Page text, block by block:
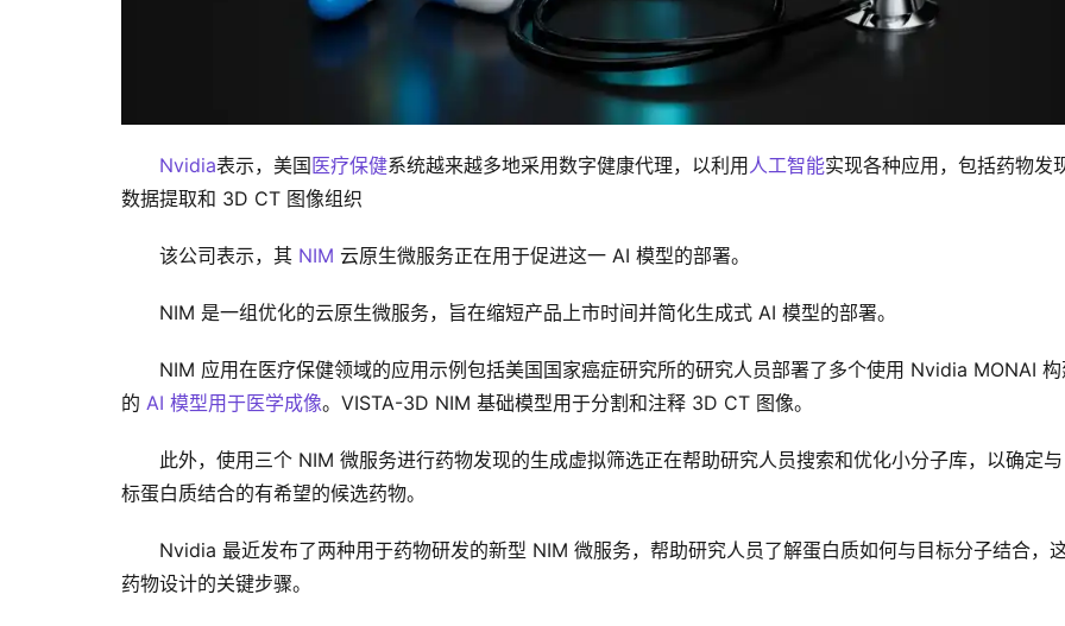
Nvidia表示，美国医疗保健系统越来越多地采用数字健康代理，以利用人工智能实现各种应用，包括药物发
数据提取和 3D CT 图像组织
该公司表示，其 NIM 云原生微服务正在用于促进​​这一 AI 模型的部署。
NIM 是一组优化的云原生微服务，旨在缩短产品上市时间并简化生成式 AI 模型的部署。
NIM 应用在医疗保健领域的应用示例包括美国国家癌症研究所的研究人员部署了多个使用 Nvidia MONAI
的 AI 模型用于医学成像。VISTA-3D NIM 基础模型用于分割和注释 3D CT 图像。
此外，使用三个 NIM 微服务进行药物发现的生成虚拟筛选正在帮助研究人员搜索和优化小分子库，以确定
标蛋白质结合的有希望的候选药物。
Nvidia 最近发布了两种用于药物研发的新型 NIM 微服务，帮助研究人员了解蛋白质如何与目标分子结合，
药物设计的关键步骤。